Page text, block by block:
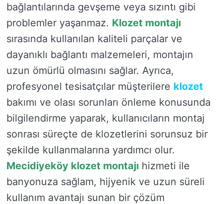
bağlantılarında gevşeme veya sızıntı gibi
problemler yaşanmaz. Klozet montajı
sırasında kullanılan kaliteli parçalar ve
dayanıklı bağlantı malzemeleri, montajın
uzun ömürlü olmasını sağlar. Ayrıca,
profesyonel tesisatçılar müşterilere klozet
bakımı ve olası sorunları önleme konusunda
bilgilendirme yaparak, kullanıcıların montaj
sonrası süreçte de klozetlerini sorunsuz bir
şekilde kullanmalarına yardımcı olur.
Mecidiyeköy klozet montajı hizmeti ile
banyonuza sağlam, hijyenik ve uzun süreli
kullanım avantajı sunan bir çözüm